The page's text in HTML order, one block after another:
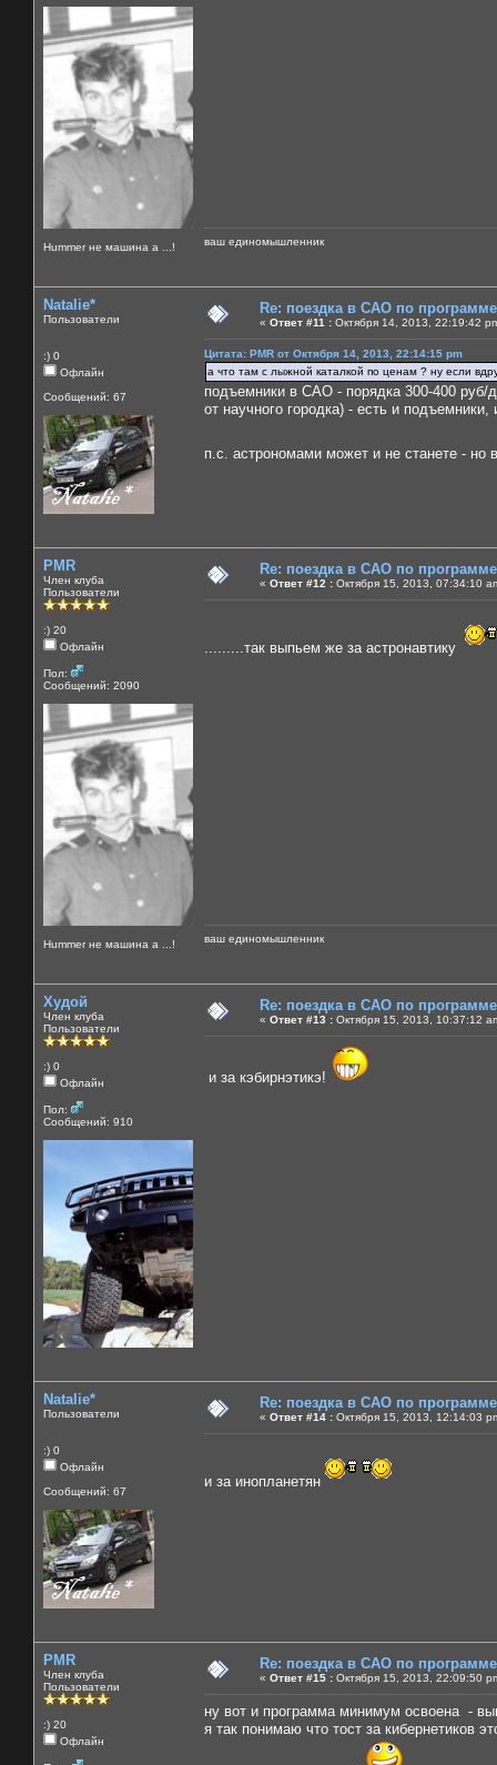
Нummer не машина а ...! ваш единомышленник
Natalie*
Пользователи
:) 0
Офлайн
Сообщений: 67
Re: поездка в САО по
« Ответ #11 : Октября 14, 2013, 22:19:42
Цитата: PMR от Октября 14, 2013, 22:14:15 pm
а что там с лыжной каталкой по ценам ? ну если
подъемники в САО - порядка 300-400 руб/
от научного городка) - есть и
п.с. астрономами может и не станете -
PMR
Член клуба
Пользователи
:) 20
Офлайн
Пол:
Сообщений: 2090
Нummer не машина а ...!
Re: поездка в САО по
« Ответ #12 : Октября 15, 2013, 07:34:10
.........так выпьем же за астронавтику
ваш единомышленник
Худой
Член клуба
Пользователи
:) 0
Офлайн
Пол:
Сообщений: 910
Re: поездка в САО по
« Ответ #13 : Октября 15, 2013, 10:37:12
и за кэбирнэтикэ!
Natalie*
Пользователи
:) 0
Офлайн
Сообщений: 67
Re: поездка в САО по
« Ответ #14 : Октября 15, 2013, 12:14:03
и за инопланетян
PMR
Член клуба
Пользователи
:) 20
Офлайн
Re: поездка в САО по
« Ответ #15 : Октября 15, 2013, 22:09:50
ну вот и программа минимум освоена -
я так понимаю что тост за кибернетиков